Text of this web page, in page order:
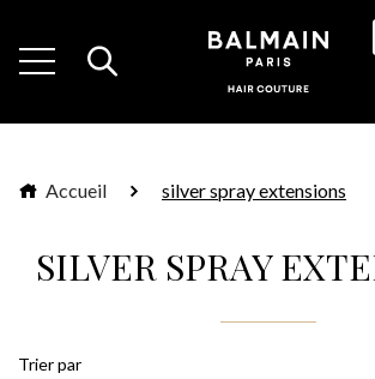
Accueil silver spray extensions
SILVER SPRAY
Trier par